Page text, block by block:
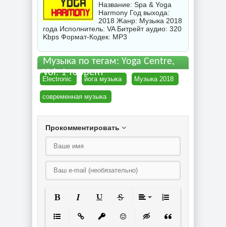
Название: Spa & Yoga
Harmony Год выхода:
2018 Жанр: Музыка 2018
года Исполнитель: VAБитрейт аудио: 320
Kbps Формат-Кодек: MP3
Музыка по тегам: Yoga Centre,
Vol. 1 торрент
Electronic йога музыка Музыка 2018
современная музыка
Прокомментировать